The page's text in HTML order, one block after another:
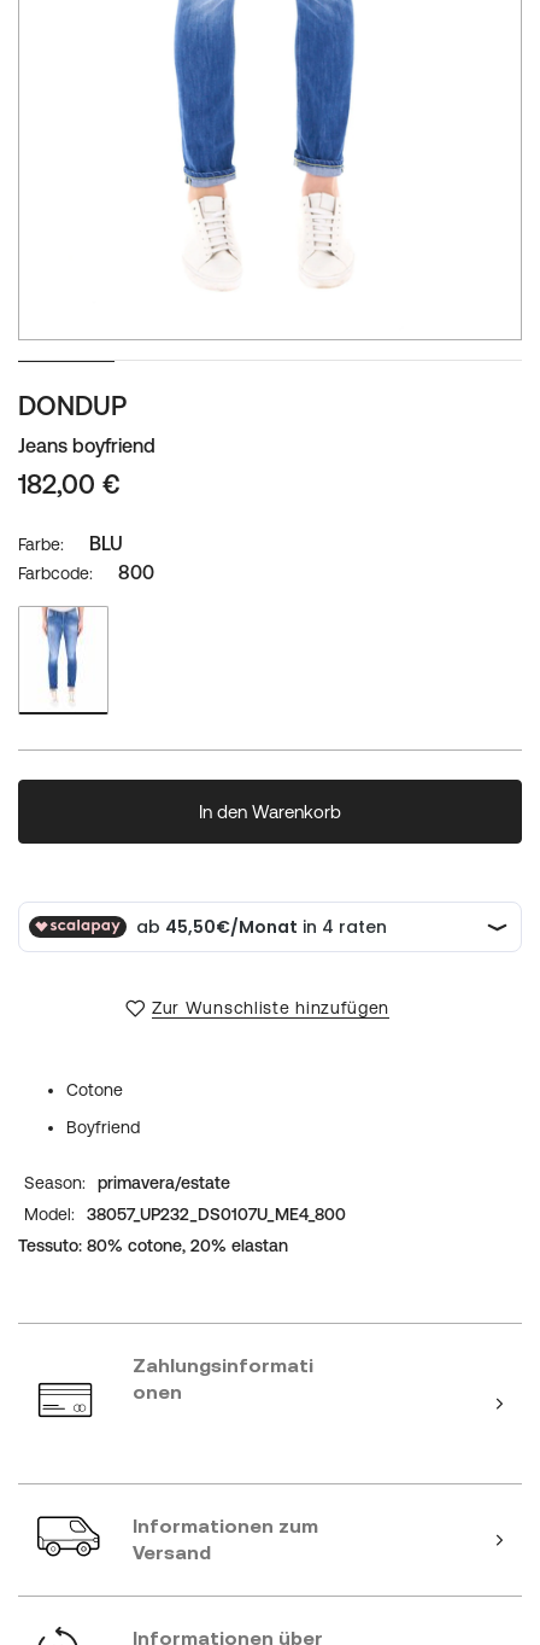
Anfang
der
Bildgalerie
springen
DONDUP
Jeans boyfriend
182,00 €
Farbe BLU
Farbcode 800
In den Warenkorb
Zur Wunschliste hinzufügen
Cotone
Boyfriend
Weitere
Informationen
primavera/estate
38057_UP232_DS0107U_ME4_800
Tessuto: 80% cotone, 20% elastan
Zahlungsinformati
onen
Informationen zum
Versand
Informationen über